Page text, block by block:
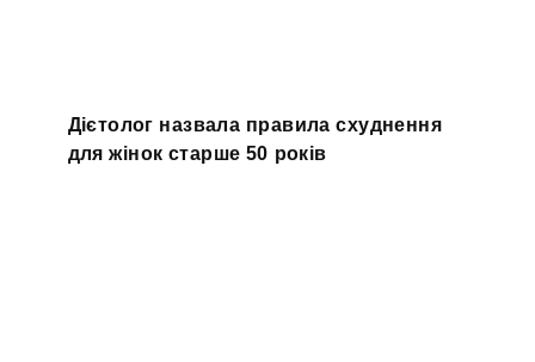
Дієтолог назвала правила схуднення
для жінок старше 50 років